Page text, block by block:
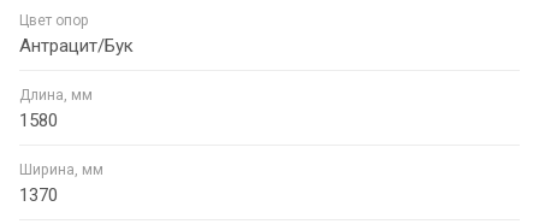
Цвет опор
Антрацит/Бук
Длина, мм
1580
Ширина, мм
1370